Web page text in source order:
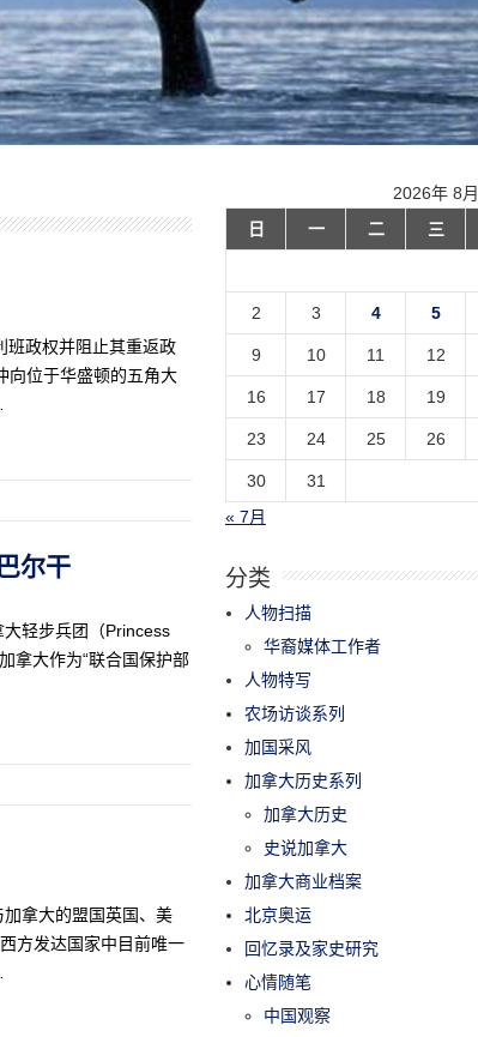
班政权并阻止其重返政
向位于华盛顿的五角大
尔干
轻步兵团（Princess
拿大作为“联合国保护部
拿大的盟国英国、美
方发达国家中目前唯一
2026年 8月
日
一 二 三
2 3 4 5
9 10 11 12
16 17 18 19
23 24 25 26
30
31
« 7月
分类
人物扫描
华裔媒体工作者
人物特写
农场访谈系列
加国采风
加拿大历史系列
加拿大历史
史说加拿大
加拿大商业档案
北京奥运
回忆录及家史研究
心情随笔
中国观察